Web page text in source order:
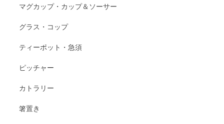
マグカップ・カップ＆ソーサー
グラス・コップ
ティーポット・急須
ピッチャー
カトラリー
箸置き